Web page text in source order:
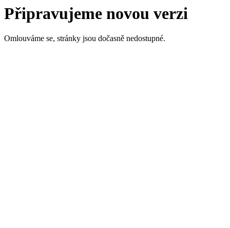
Připravujeme novou verzi
Omlouváme se, stránky jsou dočasně nedostupné.